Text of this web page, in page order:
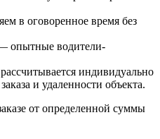
в оговоренное время без
опытные водители-
индивидуально
и удаленности объекта.
от определенной суммы